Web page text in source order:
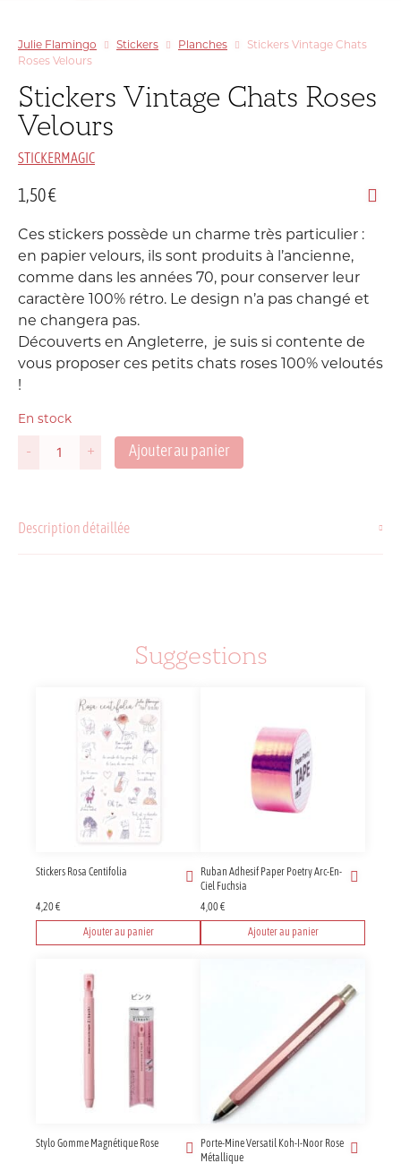
Julie Flamingo Stickers Planches
Stickers Vintage Chats
Roses Velours
Stickers Vintage Chats Roses
Velours
STICKERMAGIC
1,50€
Ces stickers possède un charme très particulier :
en papier velours, ils sont produits à l’ancienne,
comme dans les années 70, pour conserver leur
caractère 100% rétro. Le design n’a pas changé et
ne changera pas.
Découverts en Angleterre, je suis si contente de
vous proposer ces petits chats roses 100% veloutés
!
En stock
-
quantité
Chats
+ Ajouter au panier
Description détaillée
Suggestions
Stickers Rosa Centifolia
4,20€
Ajouter au panier
Ruban Adhesif Paper Poetry Arc-En-
Ciel Fuchsia
4,00€
Ajouter au panier
Stylo Gomme Magnétique Rose
Porte-Mine Versatil Koh-I-Noor Rose
Métallique